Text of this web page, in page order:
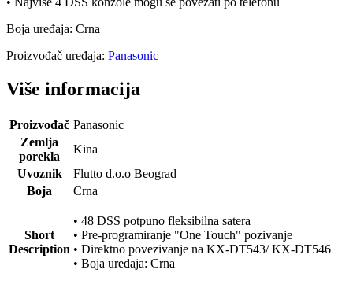
Boja uređaja: Crna
Proizvođač uređaja: Panasonic
Više informacija
Proizvođač Panasonic
Zemlja
porekla
Kina
Uvoznik
Flutto d.o.o Beograd
Boja
Crna
Short
Description
• 48 DSS potpuno fleksibilna satera
• Pre-programiranje "One Touch" pozivanje
• Direktno povezivanje na KX-DT543/ KX-DT546
• Boja uređaja: Crna